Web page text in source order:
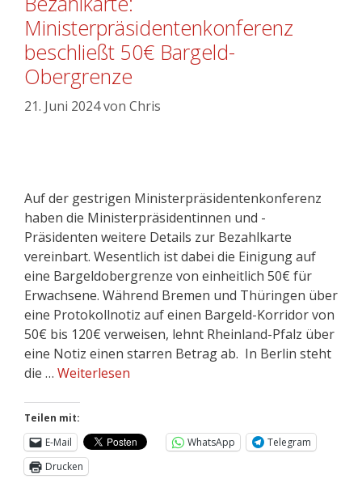
Ministerpräsidentenkonferenz
beschließt 50€ Bargeld-
Obergrenze
21. Juni 2024von Chris
Auf der gestrigen Ministerpräsidentenkonferenz
haben die Ministerpräsidentinnen und -
Präsidenten weitere Details zur Bezahlkarte
vereinbart. Wesentlich ist dabei die Einigung auf
eine Bargeldobergrenze von einheitlich 50€ für
Erwachsene. Während Bremen und Thüringen über
eine Protokollnotiz auf einen Bargeld-Korridor von
50€ bis 120€ verweisen, lehnt Rheinland-Pfalz über
eine Notiz einen starren Betrag ab. In Berlin steht
die … Weiterlesen
Teilen mit:
E-Mail
WhatsApp
Telegram
Drucken